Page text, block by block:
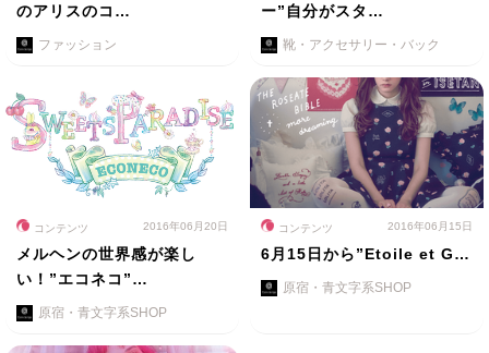
のアリスのコ…
ファッション
ー”自分がスタ…
靴・アクセサリー・バック
コンテンツ 2016年06月20日
メルヘンの世界感が楽し
い！”エコネコ”…
原宿・青文字系SHOP
コンテンツ 2016年06月15日
6月15日から”Etoile et G…
原宿・青文字系SHOP